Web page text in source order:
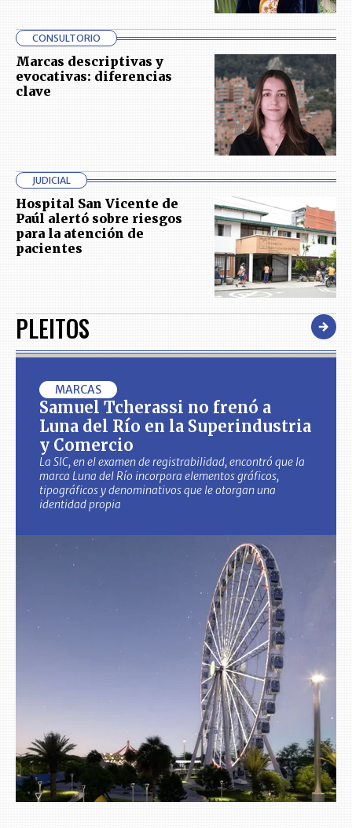
CONSULTORIO
Marcas descriptivas y
evocativas: diferencias
clave
JUDICIAL
Hospital San Vicente de
Paúl alertó sobre riesgos
para la atención de
pacientes
PLEITOS
MARCAS
Samuel Tcherassi no frenó a
Luna del Río en la Superindustria
y Comercio
La SIC, en el examen de registrabilidad, encontró que la
marca Luna del Río incorpora elementos gráficos,
tipográficos y denominativos que le otorgan una
identidad propia